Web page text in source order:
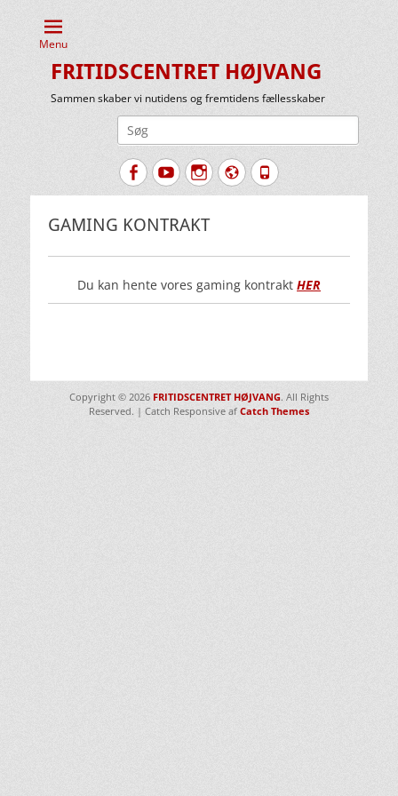
Menu
FRITIDSCENTRET HØJVANG
Sammen skaber vi nutidens og fremtidens fællesskaber
FacebookYouTubeInstagram
Website
Tlf.
GAMING KONTRAKT
Du kan hente vores gaming kontrakt HER
Copyright © 2026 FRITIDSCENTRET HØJVANG. All Rights
Reserved. | Catch Responsive af Catch Themes